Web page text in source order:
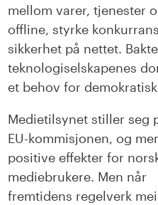
mellom varer, tjenester
offline, styrke
sikkerhet på nettet.
teknologiselskapenes
et behov for
Medietilsynetstiller seg
EU-kommisjonen, og
positive effekter for
mediebrukere. Men når
fremtidens regelverk